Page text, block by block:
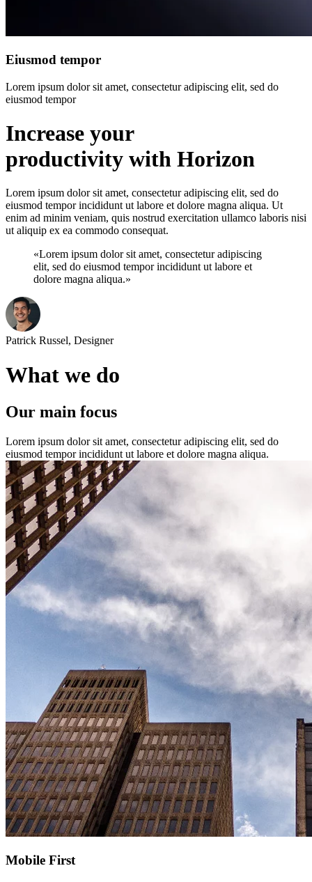
Eiusmod tempor
Lorem ipsum dolor sit amet, consectetur adipiscing elit, sed do
eiusmod tempor
Increase your
productivity with Horizon
Lorem ipsum dolor sit amet, consectetur adipiscing elit, sed do
eiusmod tempor incididunt ut labore et dolore magna aliqua. Ut
enim ad minim veniam, quis nostrud exercitation ullamco laboris nisi
ut aliquip ex ea commodo consequat.
«Lorem ipsum dolor sit amet, consectetur adipiscing
elit, sed do eiusmod tempor incididunt ut labore et
dolore magna aliqua.»
Patrick Russel, Designer
What we do
Our main focus
Lorem ipsum dolor sit amet, consectetur adipiscing elit, sed do
eiusmod tempor incididunt ut labore et dolore magna aliqua.
Mobile First